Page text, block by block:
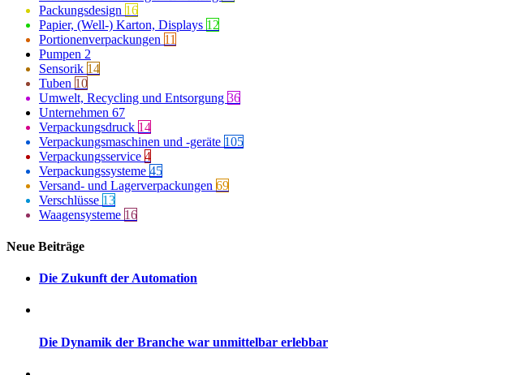
Packungsdesign 16
Papier, (Well-) Karton, Displays 12
Portionenverpackungen 11
Pumpen 2
Sensorik 14
Tuben 10
Umwelt, Recycling und Entsorgung 36
Unternehmen 67
Verpackungsdruck 14
Verpackungsmaschinen und -geräte 105
Verpackungsservice 4
Verpackungssysteme 45
Versand- und Lagerverpackungen 69
Verschlüsse 13
Waagensysteme 16
Neue Beiträge
Die Zukunft der Automation
Die Dynamik der Branche war unmittelbar erlebbar